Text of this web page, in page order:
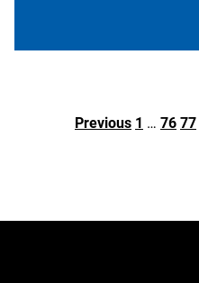
Previous 1 … 76 77